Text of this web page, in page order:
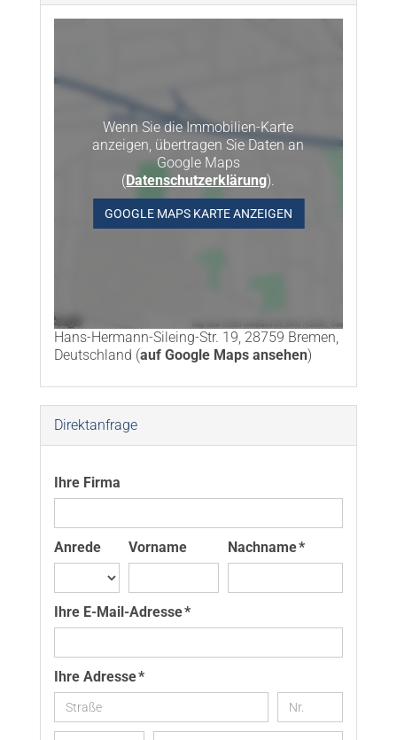
Wenn Sie die Immobilien-Karte
anzeigen, übertragen Sie Daten an
Google Maps
(Datenschutzerklärung).
GOOGLE MAPS KARTE ANZEIGEN
Hans-Hermann-Sileing-Str. 19, 28759 Bremen,
Deutschland (auf Google Maps ansehen)
Direktanfrage
Ihre Firma
Anrede Vorname Nachname *
Ihre E-Mail-Adresse *
Ihre Adresse *